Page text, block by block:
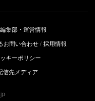
編集部・運営情報
お問い合わせ 採用情報
キーポリシー
信先メディア